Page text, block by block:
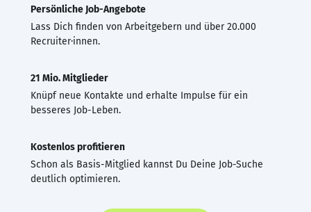
Persönliche Job-Angebote
Lass Dich finden von Arbeitgebern und über 20.000
Recruiter·innen.
21 Mio. Mitglieder
Knüpf neue Kontakte und erhalte Impulse für ein
besseres Job-Leben.
Kostenlos profitieren
Schon als Basis-Mitglied kannst Du Deine Job-Suche
deutlich optimieren.